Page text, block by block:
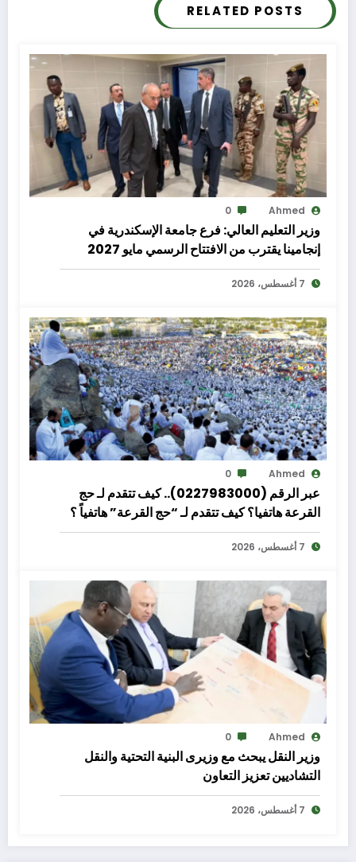
RELATED POSTS
Ahmed
0
وزير التعليم العالي: فرع جامعة الإسكندرية في
إنجامينا يقترب من الافتتاح الرسمي مايو 2027
7 أغسطس، 2026
Ahmed
0
عبر الرقم (0227983000).. كيف تتقدم لـ حج
القرعة هاتفيا؟ كيف تتقدم لـ “حج القرعة” هاتفياً ؟
أعلنت وزارة الداخلية عن فتح باب قبول طلبات
أغسطس 2026
7 أغسطس، 2026
Ahmed
0
وزير النقل يبحث مع وزيرى البنية التحتية والنقل
التشاديين تعزيز التعاون
7 أغسطس، 2026